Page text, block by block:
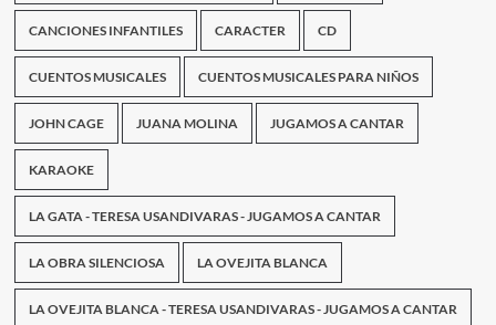
CANCIONES INFANTILES CARACTER CD
CUENTOS MUSICALES CUENTOS MUSICALES PARA NIÑOS
JOHN CAGE JUANA MOLINA JUGAMOS A CANTAR
KARAOKE
LA GATA - TERESA USANDIVARAS - JUGAMOS A CANTAR
LA OBRA SILENCIOSA LA OVEJITA BLANCA
LA OVEJITA BLANCA - TERESA USANDIVARAS - JUGAMOS A CANTAR